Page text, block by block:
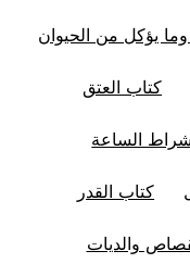
وما يؤكل من الحيوان
كتاب العتق
الساعة
كتاب القدر
والديات